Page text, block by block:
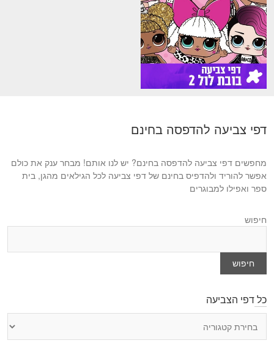
דפי צביעה להדפסה בחינם
מחפשים דפי צביעה להדפסה בחינם? יש לנו אותם! מבחר ענק את כולם
אפשר להוריד ולהדפיס בחינם של דפי צביעה לכל הגילאים מהגן, בית
ספר ואפילו למבוגרים
חיפוש
חיפוש
כל דפי הצביעה